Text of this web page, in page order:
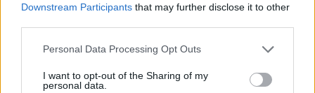
Downstream Participants that may further disclose it to other
Personal Data Processing Opt Outs
I want to opt-out of the Sharing of my
personal data.
Hozzászólási szabályzat
Nyomtatott lapjaink archívuma
Székely Hírmondó archívuma